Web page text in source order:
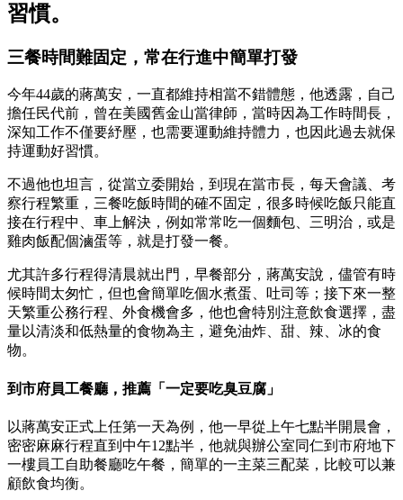
習慣。
三餐時間難固定，常在行進中簡單打發
今年44歲的蔣萬安，一直都維持相當不錯體態，他透露，自己
擔任民代前，曾在美國舊金山當律師，當時因為工作時間長，
深知工作不僅要紓壓，也需要運動維持體力，也因此過去就保
持運動好習慣。
不過他也坦言，從當立委開始，到現在當市長，每天會議、考
察行程繁重，三餐吃飯時間的確不固定，很多時候吃飯只能直
接在行程中、車上解決，例如常常吃一個麵包、三明治，或是
雞肉飯配個滷蛋等，就是打發一餐。
尤其許多行程得清晨就出門，早餐部分，蔣萬安說，儘管有時
候時間太匆忙，但也會簡單吃個水煮蛋、吐司等；接下來一整
天繁重公務行程、外食機會多，他也會特別注意飲食選擇，盡
量以清淡和低熱量的食物為主，避免油炸、甜、辣、冰的食
物。
到市府員工餐廳，推薦「一定要吃臭豆腐」
以蔣萬安正式上任第一天為例，他一早從上午七點半開晨會，
密密麻麻行程直到中午12點半，他就與辦公室同仁到市府地下
一樓員工自助餐廳吃午餐，簡單的一主菜三配菜，比較可以兼
顧飲食均衡。